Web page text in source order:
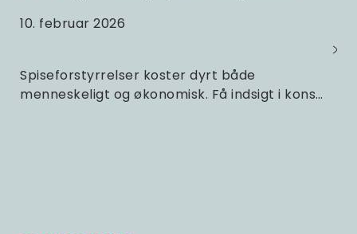
10. februar 2026
Spiseforstyrrelser koster dyrt både
menneskeligt og økonomisk. Få indsigt i kons…